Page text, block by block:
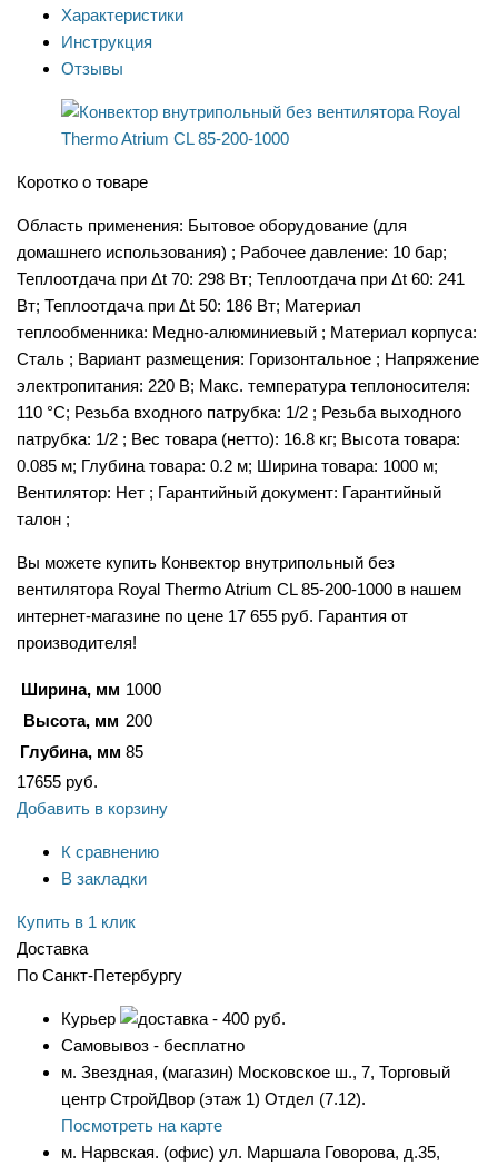
Характеристики
Инструкция
Отзывы
Коротко о товаре
Область применения: Бытовое оборудование (для
домашнего использования) ; Рабочее давление: 10 бар;
Теплоотдача при Δt 70: 298 Вт; Теплоотдача при Δt 60: 241
Вт; Теплоотдача при Δt 50: 186 Вт; Материал
теплообменника: Медно-алюминиевый ; Материал корпуса:
Сталь ; Вариант размещения: Горизонтальное ; Напряжение
электропитания: 220 В; Макс. температура теплоносителя:
110 °С; Резьба входного патрубка: 1/2 ; Резьба выходного
патрубка: 1/2 ; Вес товара (нетто): 16.8 кг; Высота товара:
0.085 м; Глубина товара: 0.2 м; Ширина товара: 1000 м;
Вентилятор: Нет ; Гарантийный документ: Гарантийный
талон ;
Вы можете купить Конвектор внутрипольный без
вентилятора Royal Thermo Atrium CL 85-200-1000 в нашем
интернет-магазине по цене 17 655 руб. Гарантия от
производителя!
Ширина, мм 1000
Высота, мм 200
Глубина, мм 85
17655 руб.
Добавить в корзину
К сравнению
В закладки
Купить в 1 клик
Доставка
По Санкт-Петербургу
Курьер
- 400 руб.
Самовывоз - бесплатно
м. Звездная, (магазин) Московское ш., 7, Торговый
центр СтройДвор (этаж 1) Отдел (7.12).
Посмотреть на карте
м. Нарвская. (офис) ул. Маршала Говорова, д.35,